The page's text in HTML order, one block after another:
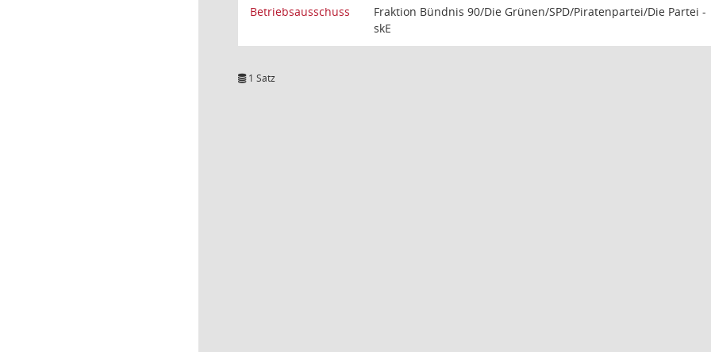
Betriebsausschuss
Fraktion Bündnis 90/Die Grünen/SPD/Piratenpartei/Die Partei -
skE
1 Satz